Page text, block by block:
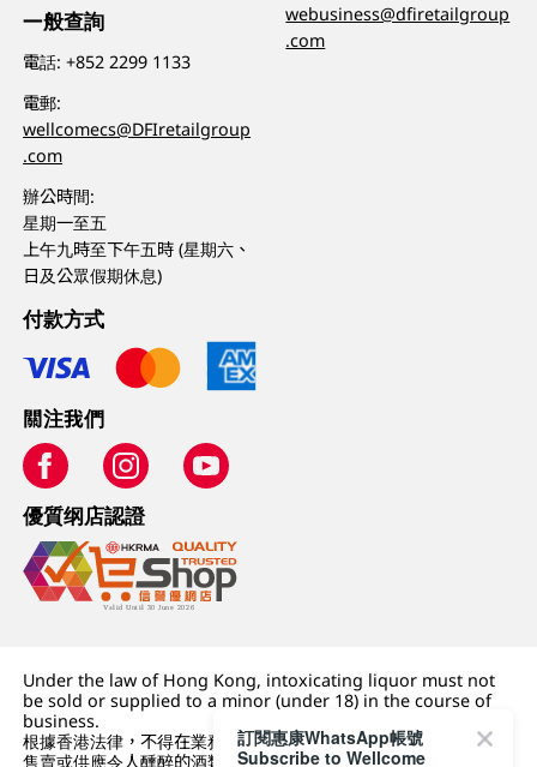
一般查詢
電話:+852 2299 1133
電郵:
wellcomecs@DFIretailgroup
.com
辦公時間:
星期一至五
上午九時至下午五時 (星期六、
日及公眾假期休息)
webusiness@dfiretailgroup
.com
付款方式
關注我們
優質纲店認證
Under the law of Hong Kong, intoxicating liquor must not
be sold or supplied to a minor (under 18) in the course of
business.
根據香港法律，不得在業務過程中，向未成年人 (18 歲以下人士)
售賣或供應令人醺醉的酒類。
訂閱惠康WhatsApp帳號
Subscribe to Wellcome